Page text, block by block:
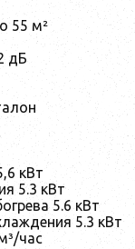
55 м²
дБ
кВт
5.3 кВт
5.6 кВт
5.3 кВт
час